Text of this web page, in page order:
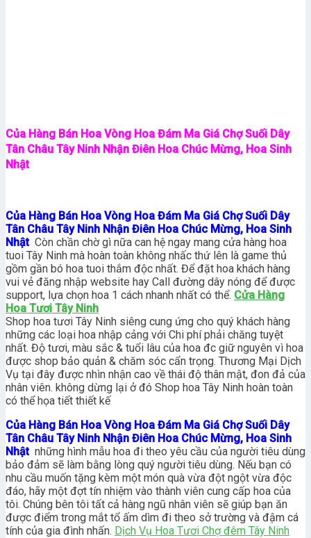
Của Hàng Bán Hoa Vòng Hoa Đám Ma Giá Chợ Suối Dây
Tân Châu Tây Ninh Nhận Điên Hoa Chúc Mừng, Hoa Sinh
Nhật
Của Hàng Bán Hoa Vòng Hoa Đám Ma Giá Chợ Suối Dây
Tân Châu Tây Ninh Nhận Điên Hoa Chúc Mừng, Hoa Sinh
Nhật Còn chần chờ gì nữa can hệ ngay mang cửa hàng hoa
tuoi Tây Ninh mà hoàn toàn không nhấc thứ lên là game thủ
gồm gần bó hoa tuoi thắm độc nhất. Để đặt hoa khách hàng
vui vẻ đăng nhập website hay Call đường dây nóng để được
support, lựa chọn hoa 1 cách nhanh nhất có thể. Cửa Hàng
Hoa Tươi Tây Ninh
Shop hoa tươi Tây Ninh siêng cung ứng cho quý khách hàng
những các loại hoa nhập cảng với Chi phí phải chăng tuyệt
nhất. Độ tươi, màu sắc & tuổi lâu của hoa đc giữ nguyên vì hoa
được shop bảo quản & chăm sóc cẩn trọng. Thương Mại Dịch
Vụ tại đây được nhìn nhận cao về thái độ thân mật, đon đả của
nhân viên. không dừng lại ở đó Shop hoa Tây Ninh hoàn toàn
có thể họa tiết thiết kế
Của Hàng Bán Hoa Vòng Hoa Đám Ma Giá Chợ Suối Dây
Tân Châu Tây Ninh Nhận Điên Hoa Chúc Mừng, Hoa Sinh
Nhật những hình mẫu hoa đi theo yêu cầu của người tiêu dùng
bảo đảm sẽ làm bằng lòng quý người tiêu dùng. Nếu bạn có
nhu cầu muốn tặng kèm một món quà vừa đột ngột vừa độc
đáo, hãy một đợt tín nhiệm vào thành viên cung cấp hoa của
tôi. Chúng bên tôi tất cả hàng ngũ nhân viên sẽ giúp bạn ăn
được điểm trong mắt tổ ấm dìm đi theo sở trường và đậm cá
tính của gia đình nhấn. Dịch Vụ Hoa Tươi Chợ đêm Tây Ninh